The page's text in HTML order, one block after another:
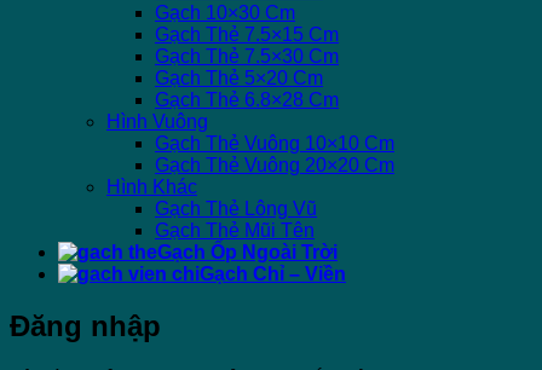
Gạch 10×30 Cm
Gạch Thẻ 7.5×15 Cm
Gạch Thẻ 7.5×30 Cm
Gạch Thẻ 5×20 Cm
Gạch Thẻ 6.8×28 Cm
Hình Vuông
Gạch Thẻ Vuông 10×10 Cm
Gạch Thẻ Vuông 20×20 Cm
Hình Khác
Gạch Thẻ Lông Vũ
Gạch Thẻ Mũi Tên
Gạch Ốp Ngoài Trời
Gạch Chỉ – Viền
Đăng nhập